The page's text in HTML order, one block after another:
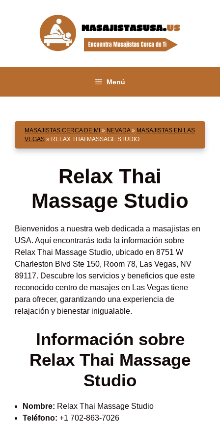
Menú
MASAJISTAS CERCA DE MI » NEVADA» MASAJISTAS EN LAS
VEGAS » RELAX THAI MASSAGE STUDIO
Relax Thai
Massage Studio
Bienvenidos a nuestra web dedicada a masajistas en
USA. Aquí encontrarás toda la información sobre
Relax Thai Massage Studio, ubicado en 8751 W
Charleston Blvd Ste 150, Room 78, Las Vegas, NV
89117. Descubre los servicios y beneficios que este
reconocido centro de masajes en Las Vegas tiene
para ofrecer, garantizando una experiencia de
relajación y bienestar inigualable.
Información sobre
Relax Thai Massage
Studio
Nombre: Relax Thai Massage Studio
Teléfono: +1 702-863-7026